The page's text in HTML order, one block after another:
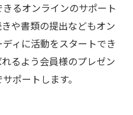
るオンラインのサポート
や書類の提出などもオン
ィに活動をスタートでき
るよう会員様のプレゼン
ポートします。